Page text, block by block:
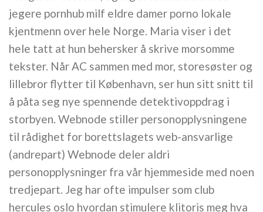
jegere pornhub milf eldre damer porno lokale
kjentmenn over hele Norge. Maria viser i det
hele tatt at hun behersker å skrive morsomme
tekster. Når AC sammen med mor, storesøster og
lillebror flytter til København, ser hun sitt snitt til
å påta seg nye spennende detektivoppdrag i
storbyen. Webnode stiller personopplysningene
til rådighet for borettslagets web-ansvarlige
(andrepart) Webnode deler aldri
personopplysninger fra vår hjemmeside med noen
tredjepart. Jeg har ofte impulser som club
hercules oslo hvordan stimulere klitoris meg hva